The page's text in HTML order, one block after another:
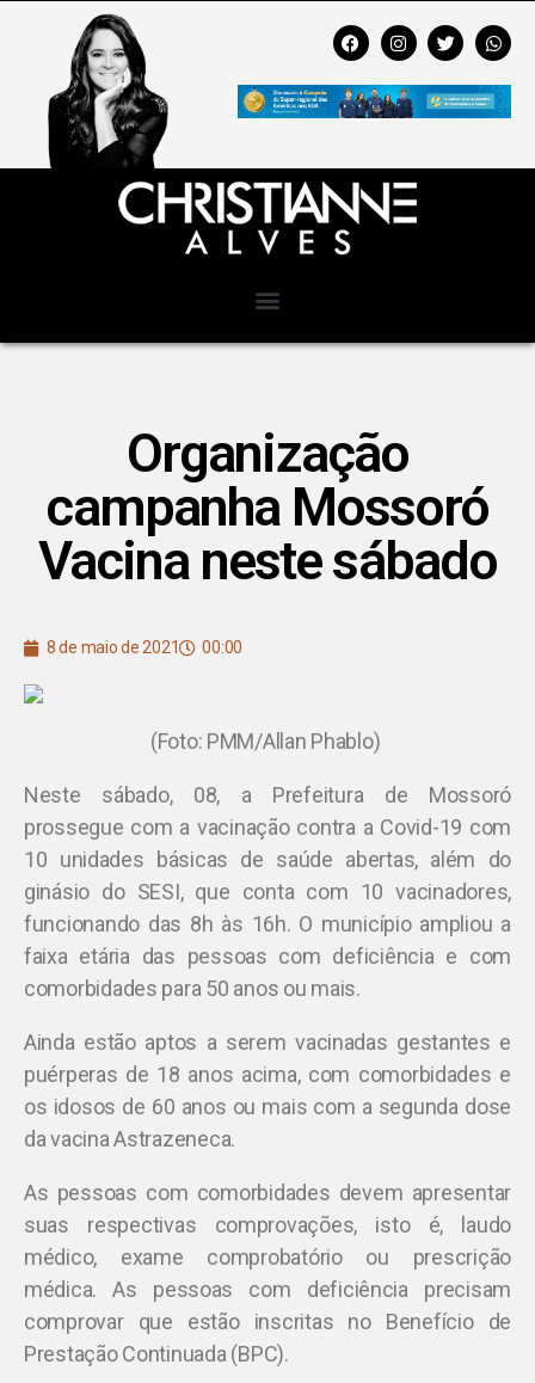
Organização
campanha Mossoró
Vacina neste sábado
8 de maio de 2021 00:00
(Foto: PMM/Allan Phablo)
Neste sábado, 08, a Prefeitura de Mossoró
prossegue com a vacinação contra a Covid-19 com
10 unidades básicas de saúde abertas, além do
ginásio do SESI, que conta com 10 vacinadores,
funcionando das 8h às 16h. O município ampliou a
faixa etária das pessoas com deficiência e com
comorbidades para 50 anos ou mais.
Ainda estão aptos a serem vacinadas gestantes e
puérperas de 18 anos acima, com comorbidades e
os idosos de 60 anos ou mais com a segunda dose
da vacina Astrazeneca.
As pessoas com comorbidades devem apresentar
suas respectivas comprovações, isto é, laudo
médico, exame comprobatório ou prescrição
médica. As pessoas com deficiência precisam
comprovar que estão inscritas no Benefício de
Prestação Continuada (BPC).